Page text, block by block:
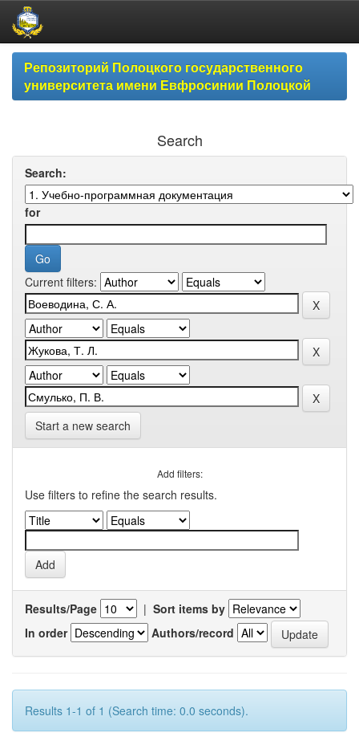
Skip
navigationРепозиторий Полоцкого государственного
университета имени Евфросинии Полоцкой
Search
Search:
for
Current filters:
Start a new search
Add filters:
Use filters to refine the search results.
Results/Page | Sort items by
In order
Authors/record
Results 1-1 of 1 (Search time: 0.0 seconds).